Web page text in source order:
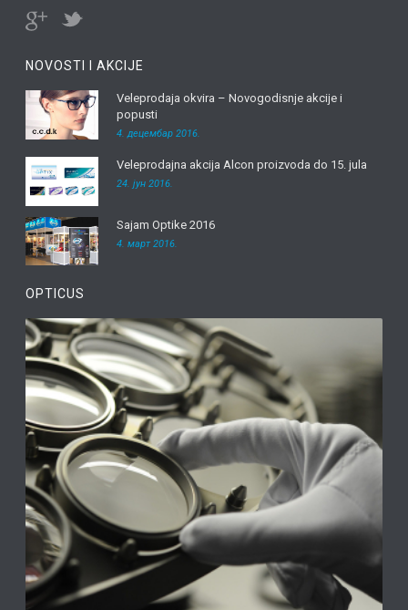
NOVOSTI I AKCIJE
Veleprodaja okvira – Novogodisnje akcije i
popusti
4. децембар 2016.
Veleprodajna akcija Alcon proizvoda do 15. jula
24. јун 2016.
Sajam Optike 2016
4. март 2016.
OPTICUS